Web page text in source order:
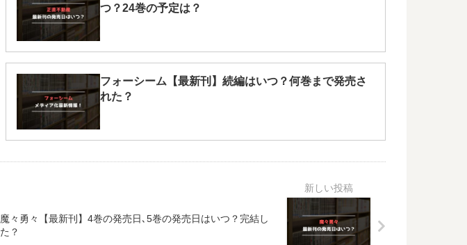
つ？24巻の予定は？
フォーシーム【最新刊】続編はいつ？何巻まで発売さ
れた？
魔々勇々【最新刊】4巻の発売日､5巻の発売日はいつ？完結し
た？